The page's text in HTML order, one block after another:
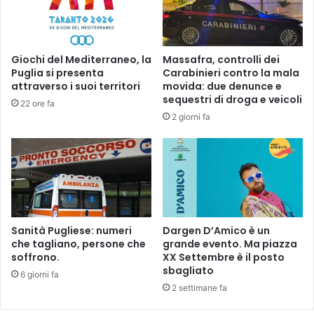
N
U
T
I
N
N
L
O
C
A
L
E
A
g
i
n
i
e
T
A
R
A
N
T
O
:
Giochi del Mediterraneo, la
Puglia si presenta
attraverso i suoi territori
22 ore fa
Massafra, controlli dei
Carabinieri contro la mala
movida: due denunce e
sequestri di droga e veicoli
2 giorni fa
Sanità Pugliese: numeri
che tagliano, persone che
soffrono.
6 giorni fa
Dargen D’Amico è un
grande evento. Ma piazza
XX Settembre è il posto
sbagliato
2 settimane fa